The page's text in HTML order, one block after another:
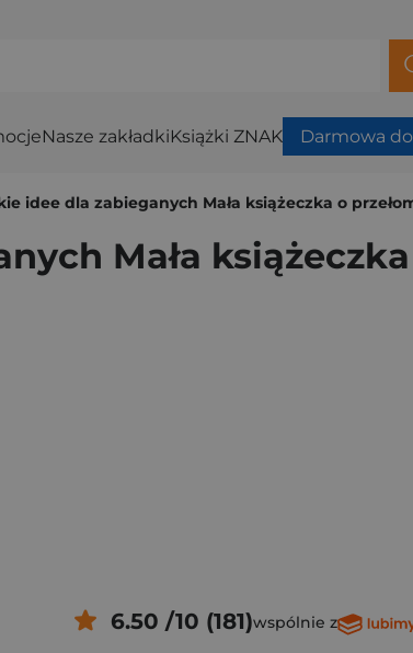
Nasze zakładkiKsiążki ZNAK Darmowa
idee dla zabieganych Mała książeczka o
Mała
6.50 /10 (181)wspólnie z